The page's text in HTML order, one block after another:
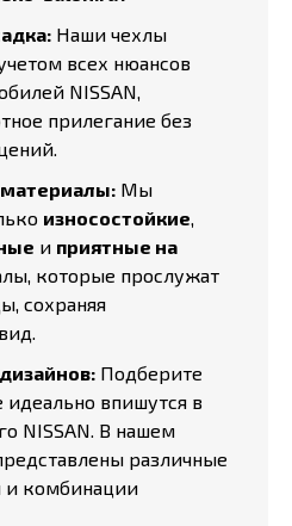
Наши чехлы
всех нюансов
NISSAN,
прилегание без
Мы
износостойкие,
и приятные на
которые прослужат
сохраняя
Подберите
впишутся в
NISSAN. В нашем
различные
и комбинации